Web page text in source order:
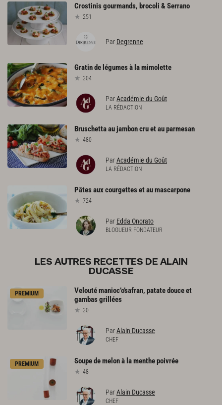
Crostinisgourmands, brocoli & Serrano
251
Par Degrenne
Gratinde légumesà lamimolette
304
ParAcadémie du Goût
LA RÉDACTION
Bruschettaaujamboncruetauparmesan
480
ParAcadémie du Goût
LA RÉDACTION
Pâtesauxcourgettesetaumascarpone
724
Par Edda Onorato
BLOGUEUR FONDATEUR
LES AUTRES RECETTES DE ALAIN
DUCASSE
PREMIUM Veloutémanioc’o’safran, patatedouceet
gambasgrillées
30
ParAlain Ducasse
CHEF
PREMIUM Soupedemelonà lamenthepoivrée
48
ParAlain Ducasse
CHEF